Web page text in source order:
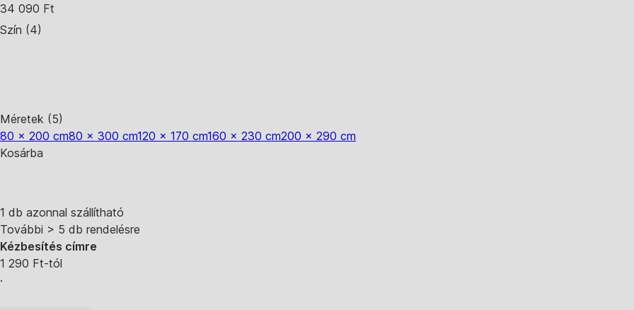
34 090 Ft
Szín (4)
Méretek (5)
80 x 200 cm80 x 300 cm120 x 170 cm160 x 230 cm200 x 290 cm
Kosárba
1 db azonnal szállítható
További > 5 db rendelésre
Kézbesítés címre
1 290 Ft-tól
·